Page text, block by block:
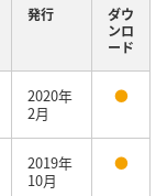
発行
ダウ
ンロ
ード
2020年
2月
●
2019年
10月
●